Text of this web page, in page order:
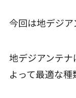
今回は地デジ
地デジアンテ
よって最適な種